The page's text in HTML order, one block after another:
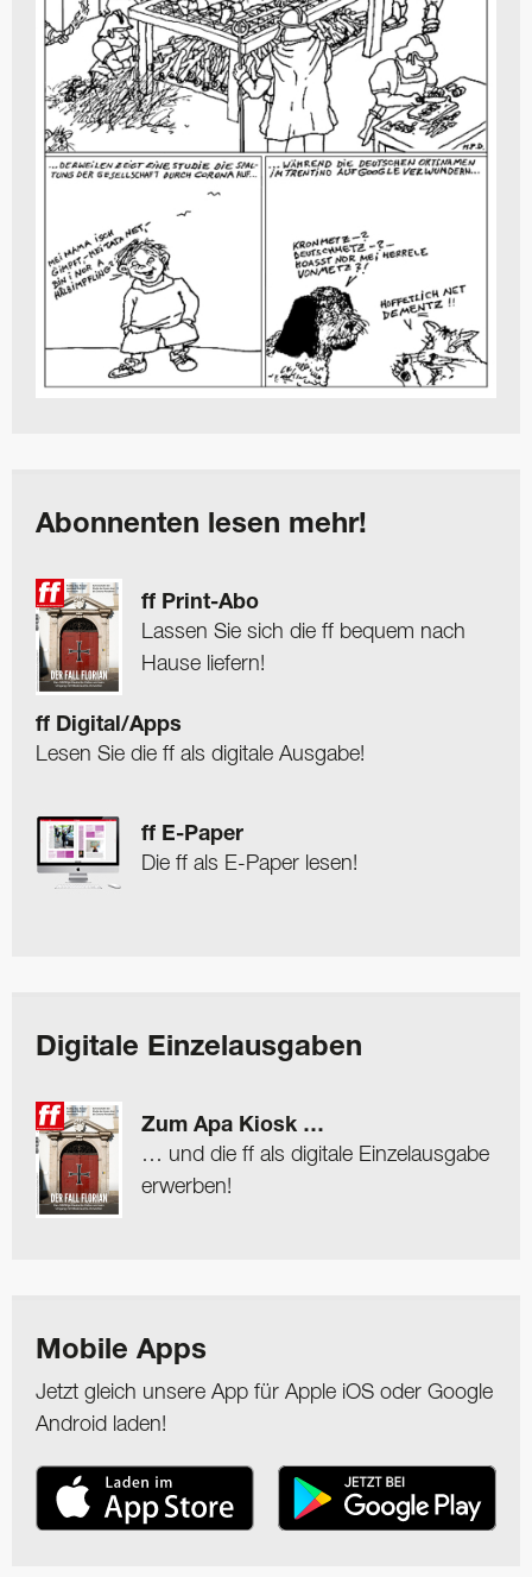
Abonnenten lesen mehr!
ff Print-Abo
Lassen Sie sich die ff bequem nach
Hause liefern!
ff Digital/Apps
Lesen Sie die ff als digitale Ausgabe!
ff E-Paper
Die ff als E-Paper lesen!
Digitale Einzelausgaben
Zum Apa Kiosk …
… und die ff als digitale Einzelausgabe
erwerben!
Mobile Apps
Jetzt gleich unsere App für Apple iOS oder Google
Android laden!